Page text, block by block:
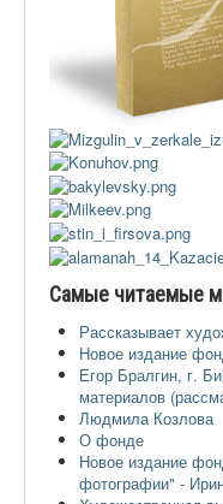
Контакты
Сайт проекта
Ермаковополе.рф
Самые читаемые
Рассказывает
Новое издание
Егор Бралгин, г.
материалов
Людмила Козлова
О фонде
Новое издание
фотографии" -